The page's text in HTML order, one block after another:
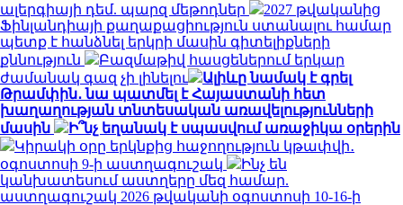
ալերգիայի դեմ. պարզ մեթոդներ
2027 թվականից
Ֆինլանդիայի քաղաքացիություն ստանալու համար
պետք է հանձնել երկրի մասին գիտելիքների
քննություն
Բազմաթիվ հասցեներում երկար
ժամանակ գազ չի լինելու
Ալիևը նամակ է գրել
Թրամփին․ նա պատմել է Հայաստանի հետ
խաղաղության տնտեսական առավելությունների
մասին
Ի՞նչ եղանակ է սպասվում առաջիկա օրերին
Կիրակի օրը երկնքից հաջողություն կթափվի․
օգոստոսի 9-ի աստղագուշակ
Ինչ են
կանխատեսում աստղերը մեզ համար.
աստղագուշակ 2026 թվականի օգոստոսի 10-16-ի